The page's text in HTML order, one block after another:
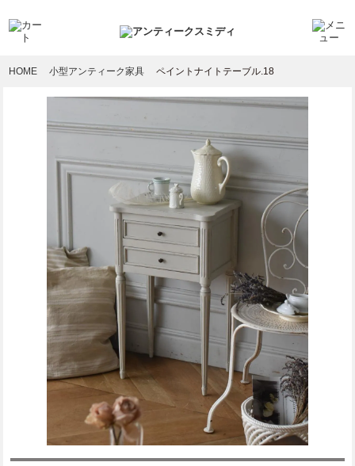
HOME 小型アンティーク家具 ペイントナイトテーブル.18